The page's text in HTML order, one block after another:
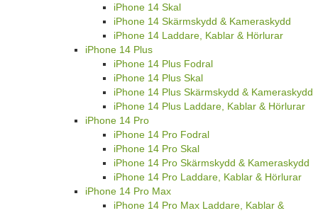
iPhone 14 Skal
iPhone 14 Skärmskydd & Kameraskydd
iPhone 14 Laddare, Kablar & Hörlurar
iPhone 14 Plus
iPhone 14 Plus Fodral
iPhone 14 Plus Skal
iPhone 14 Plus Skärmskydd & Kameraskydd
iPhone 14 Plus Laddare, Kablar & Hörlurar
iPhone 14 Pro
iPhone 14 Pro Fodral
iPhone 14 Pro Skal
iPhone 14 Pro Skärmskydd & Kameraskydd
iPhone 14 Pro Laddare, Kablar & Hörlurar
iPhone 14 Pro Max
iPhone 14 Pro Max Laddare, Kablar &